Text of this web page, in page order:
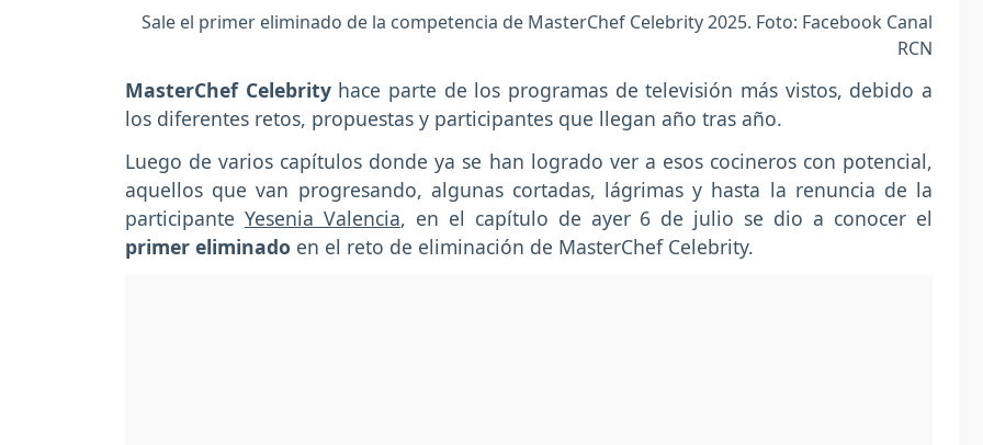
Sale el primer eliminado de la competencia de MasterChef Celebrity 2025. Foto: Facebook Canal
RCN
MasterChef Celebrityhace parte de los programas de televisión más vistos, debido a
los diferentes retos, propuestas y participantes que llegan año tras año.
Luego de varios capítulos donde ya se han logrado ver a esos cocineros con potencial,
aquellos que van progresando, algunas cortadas, lágrimas y hasta la renuncia de la
participante Yesenia Valencia, en el capítulo de ayer 6 de julio se dio a conocer el
primer eliminado en el reto de eliminación de MasterChef Celebrity.